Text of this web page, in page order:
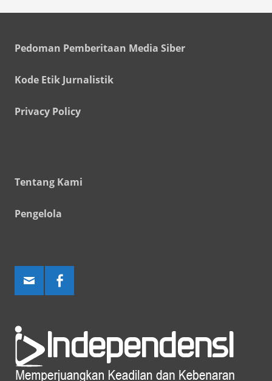
Pedoman Pemberitaan Media Siber
Kode Etik Jurnalistik
Privacy Policy
Tentang Kami
Pengelola